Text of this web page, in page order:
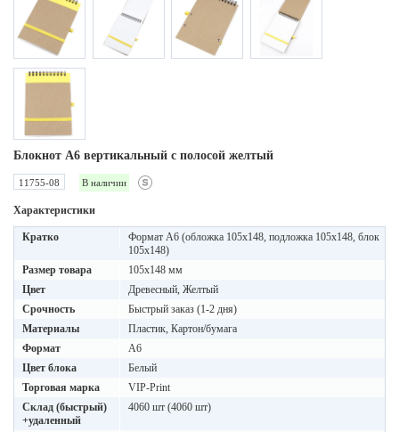
Блокнот A6 вертикальный с полосой желтый
11755-08 В наличии
Характеристики
Кратко
Формат А6 (обложка 105х148, подложка 105х148, блок
105х148)
Размер товара
105x148 мм
Цвет
Древесный, Желтый
Срочность
Быстрый заказ (1-2 дня)
Материалы
Пластик, Картон/бумага
Формат
A6
Цвет блока
Белый
Торговая марка
VIP-Print
Склад (быстрый)
+удаленный
4060 шт (4060 шт)